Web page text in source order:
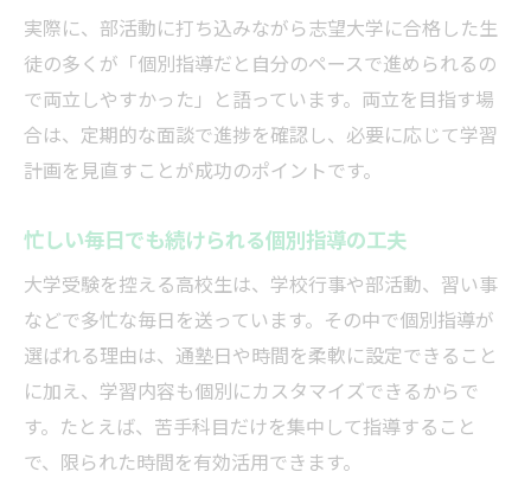
実際に、部活動に打ち込みながら志望大学に合格した生
徒の多くが「個別指導だと自分のペースで進められるの
で両立しやすかった」と語っています。両立を目指す場
合は、定期的な面談で進捗を確認し、必要に応じて学習
計画を見直すことが成功のポイントです。
忙しい毎日でも続けられる個別指導の工夫
大学受験を控える高校生は、学校行事や部活動、習い事
などで多忙な毎日を送っています。その中で個別指導が
選ばれる理由は、通塾日や時間を柔軟に設定できること
に加え、学習内容も個別にカスタマイズできるからで
す。たとえば、苦手科目だけを集中して指導すること
で、限られた時間を有効活用できます。